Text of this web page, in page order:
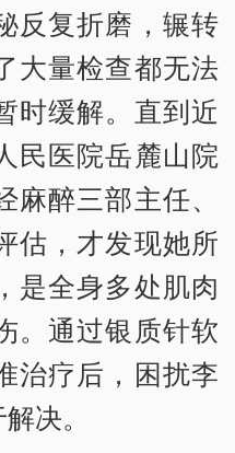
反复折磨，辗转
大量检查都无法
时缓解。直到近
民医院岳麓山院
醉三部主任、
估，才发现她所
是全身多处肌肉
。通过银质针软
治疗后，困扰李
决。